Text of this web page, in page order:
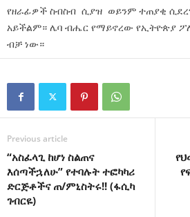
የዘራፊዎች ስብስብ ሲያዝ ወይንም ተጠያቂ
አይችልም። ሌባ ብሔር የማይኖረው የኢትዮጵያ
ብቻ ነው።
Previous article
“አስፈላጊ ከሆነ ስልጠና
እሰጣችኋለሁ” የተባሉት ተፎካካሪ
ድርጅቶችና ጠ/ምኒስትሩ!! (ፋሲካ
ገብርዬ)